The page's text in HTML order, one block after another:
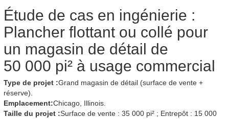
Étude de cas en ingénierie :
Plancher flottant ou collé pour
un magasin de détail de
50 000 pi² à usage commercial
Type de projet :Grand magasin de détail (surface de vente +
réserve).
Emplacement:Chicago, Illinois.
Taille du projet :Surface de vente : 35 000 pi² ; Entrepôt : 15 000